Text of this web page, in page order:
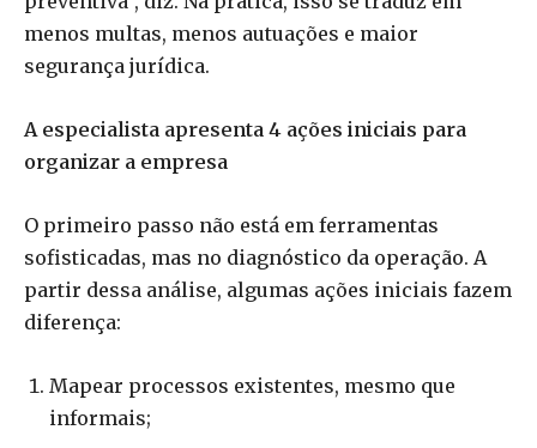
menos multas, menos autuações e maior
segurança jurídica.
A especialista apresenta 4 ações iniciais para
organizar a empresa
O primeiro passo não está em ferramentas
sofisticadas, mas no diagnóstico da operação. A
partir dessa análise, algumas ações iniciais fazem
diferença:
Mapear processos existentes, mesmo que
informais;